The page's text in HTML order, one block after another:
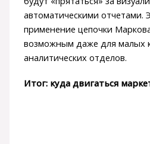
автоматическими отчетами.
применение цепочки
возможным даже для малых
аналитических отделов.
Итог: куда двигаться